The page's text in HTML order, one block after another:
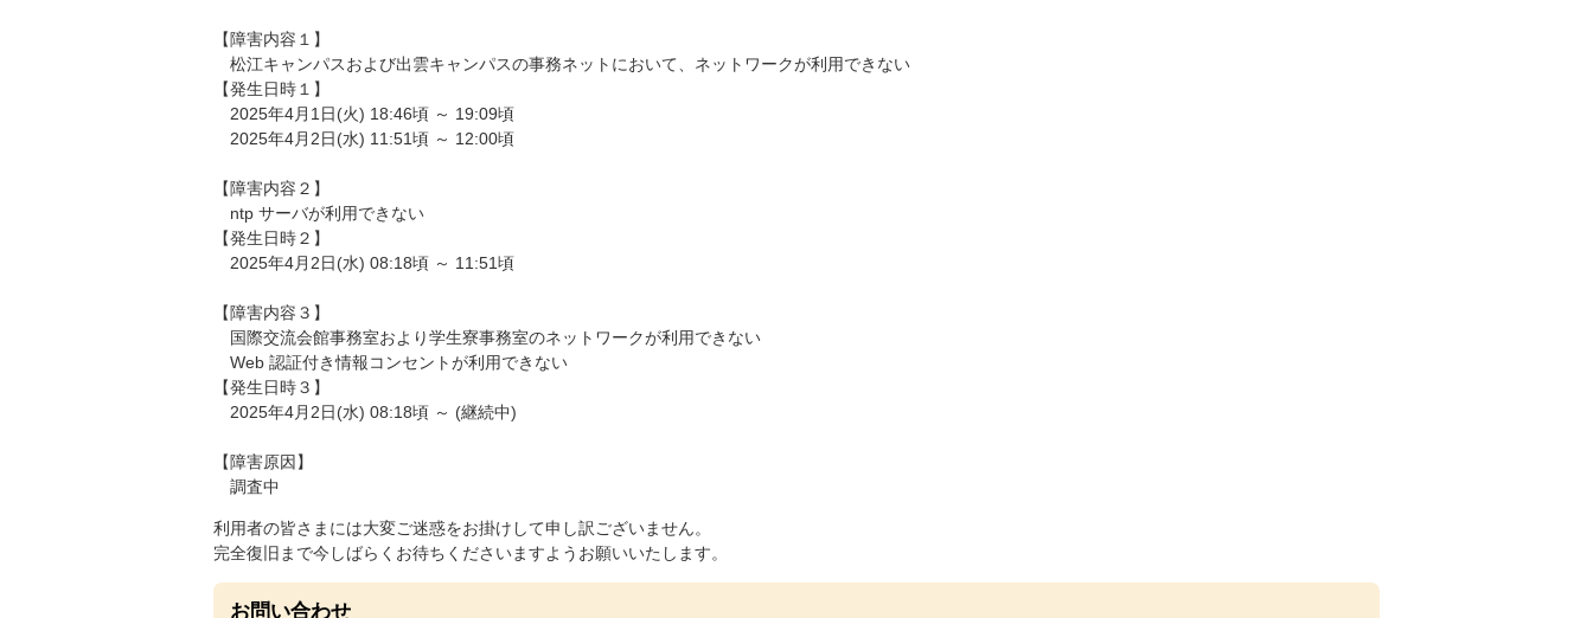
【障害内容１】
松江キャンパスおよび出雲キャンパスの事務ネットにおいて、ネットワークが利用できない
【発生日時１】
2025年4月1日(火) 18:46頃 ～ 19:09頃
2025年4月2日(水) 11:51頃 ～ 12:00頃
【障害内容２】
ntp サーバが利用できない
【発生日時２】
2025年4月2日(水) 08:18頃 ～ 11:51頃
【障害内容３】
国際交流会館事務室おより学生寮事務室のネットワークが利用できない
Web 認証付き情報コンセントが利用できない
【発生日時３】
2025年4月2日(水) 08:18頃 ～ (継続中)
【障害原因】
調査中
利用者の皆さまには大変ご迷惑をお掛けして申し訳ございません。
完全復旧まで今しばらくお待ちくださいますようお願いいたします。
お問い合わせ